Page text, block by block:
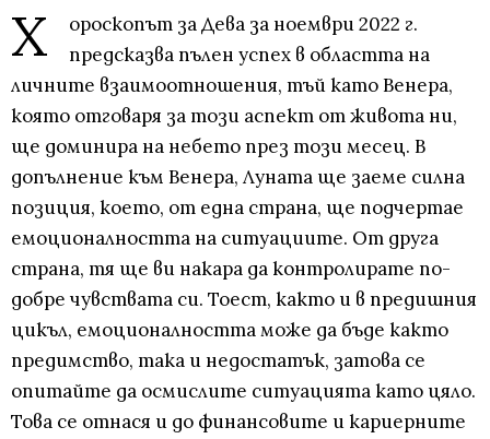
Х
ороскопът за Дева за ноември 2022 г.
предсказва пълен успех в областта на
личните взаимоотношения, тъй като Венера,
която отговаря за този аспект от живота ни,
ще доминира на небето през този месец. В
допълнение към Венера, Луната ще заеме силна
позиция, което, от една страна, ще подчертае
емоционалността на ситуациите. От друга
страна, тя ще ви накара да контролирате по-
добре чувствата си. Тоест, както и в предишния
цикъл, емоционалността може да бъде както
предимство, така и недостатък, затова се
опитайте да осмислите ситуацията като цяло.
Това се отнася и до финансовите и кариерните